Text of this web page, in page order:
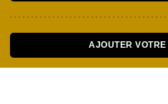
AJOUTER VOTRE